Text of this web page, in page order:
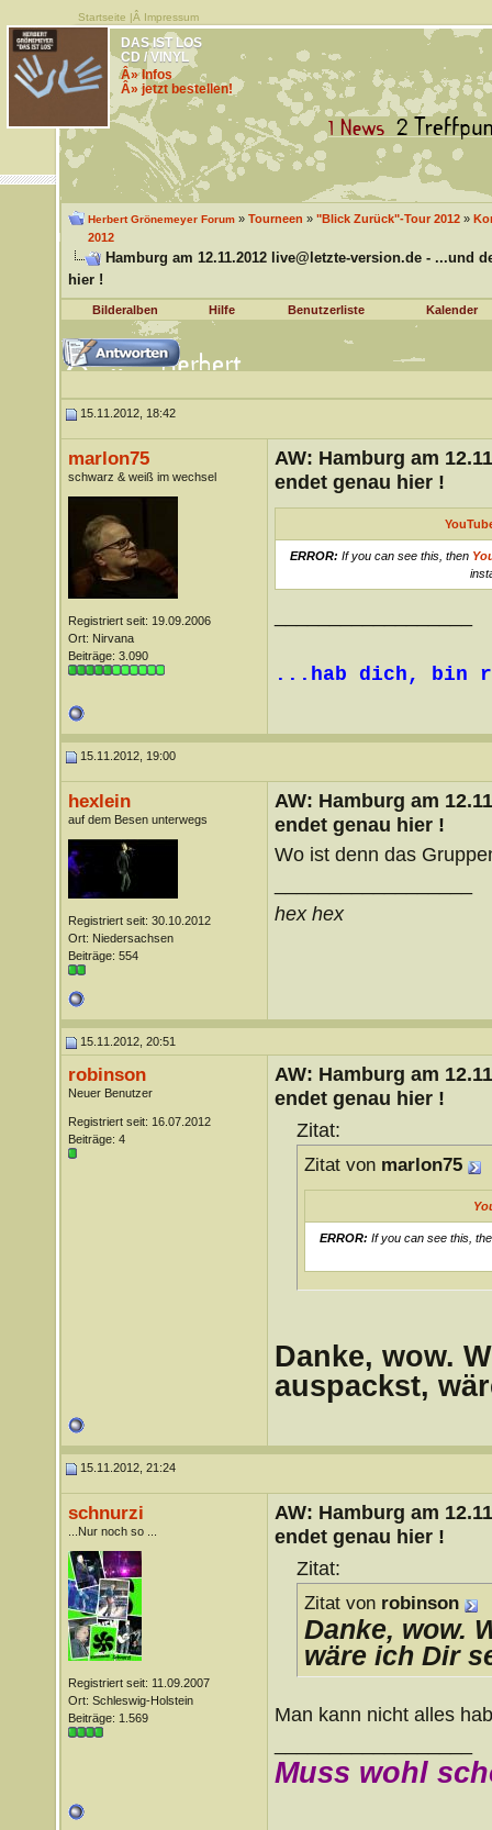
Startseite |Â Impressum
DAS IST LOS
CD / VINYL
Â» Infos
Â» jetzt bestellen!
Herbert Grönemeyer Forum» Tourneen » "Blick Zurück"-Tour 2012»
2012
Hamburg am 12.11.2012 live@letzte-version.de - ...und
hier !
Bilderalben Hilfe Benutzerliste Kalender
15.11.2012, 18:42
marlon75
schwarz & weiß im wechsel
Registriert seit: 19.09.2006
Ort: Nirvana
Beiträge: 3.090
AW: Hamburg am
endet genau hier !
ERROR: If you can see this, then
...hab dich, bin
15.11.2012, 19:00
hexlein
auf dem Besen unterwegs
Registriert seit: 30.10.2012
Ort: Niedersachsen
Beiträge: 554
AW: Hamburg am
endet genau hier !
Wo ist denn das
hex hex
15.11.2012, 20:51
robinson
Neuer Benutzer
Registriert seit: 16.07.2012
Beiträge: 4
AW: Hamburg am
endet genau hier !
Zitat:
Zitat von marlon75
ERROR: If you can see this,
Danke, wow.
auspackst,
15.11.2012, 21:24
schnurzi
...Nur noch so ...
Registriert seit: 11.09.2007
Ort: Schleswig-Holstein
Beiträge: 1.569
AW: Hamburg am
endet genau hier !
Zitat:
Zitat von robinson
Danke, wow.
wäre ich Dir
Man kann nicht alles
Muss wohl